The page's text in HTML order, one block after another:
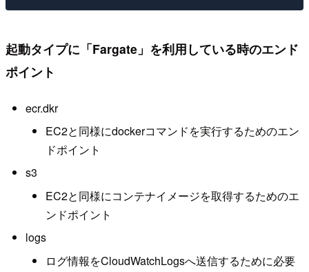
起動タイプに「Fargate」を利用している時のエンド
ポイント
ecr.dkr
EC2と同様にdockerコマンドを実行するためのエン
ドポイント
s3
EC2と同様にコンテナイメージを取得するためのエ
ンドポイント
logs
ログ情報をCloudWatchLogsへ送信するために必要